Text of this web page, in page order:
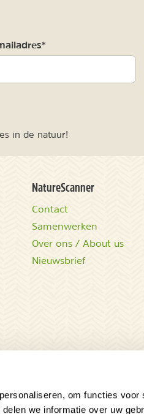
om functies voor
we informatie over uw
in de natuur!
NatureScanner
Contact
Samenwerken
Over ons / About us
Nieuwsbrief